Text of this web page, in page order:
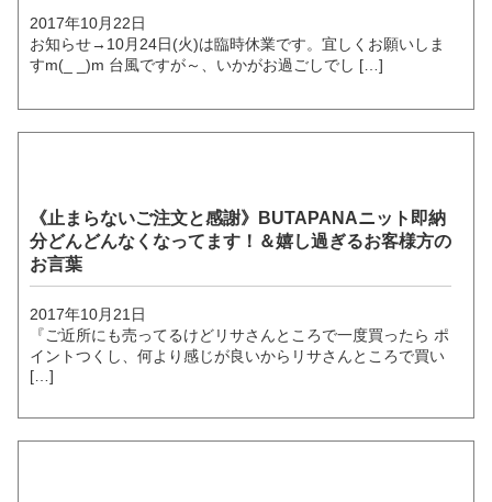
2017年10月22日
お知らせ→10月24日(火)は臨時休業です。宜しくお願いしま
すm(_ _)m 台風ですが～、いかがお過ごしでし […]
《止まらないご注文と感謝》BUTAPANAニット即納
分どんどんなくなってます！＆嬉し過ぎるお客様方の
お言葉
2017年10月21日
『ご近所にも売ってるけどリサさんところで一度買ったら ポ
イントつくし、何より感じが良いからリサさんところで買い
[…]